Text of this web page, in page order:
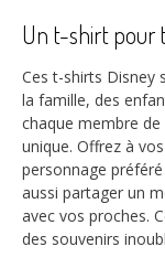
Un t-shirt pour
Ces t-shirts Disney
la famille, des
chaque membre
unique. Offrez à
personnage
aussi partager un
avec vos proches.
des souvenirs